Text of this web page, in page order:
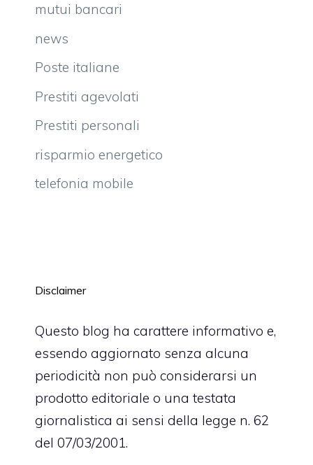
mutui bancari
news
Poste italiane
Prestiti agevolati
Prestiti personali
risparmio energetico
telefonia mobile
Disclaimer
Questo blog ha carattere informativo e,
essendo aggiornato senza alcuna
periodicità non può considerarsi un
prodotto editoriale o una testata
giornalistica ai sensi della legge n. 62
del 07/03/2001.